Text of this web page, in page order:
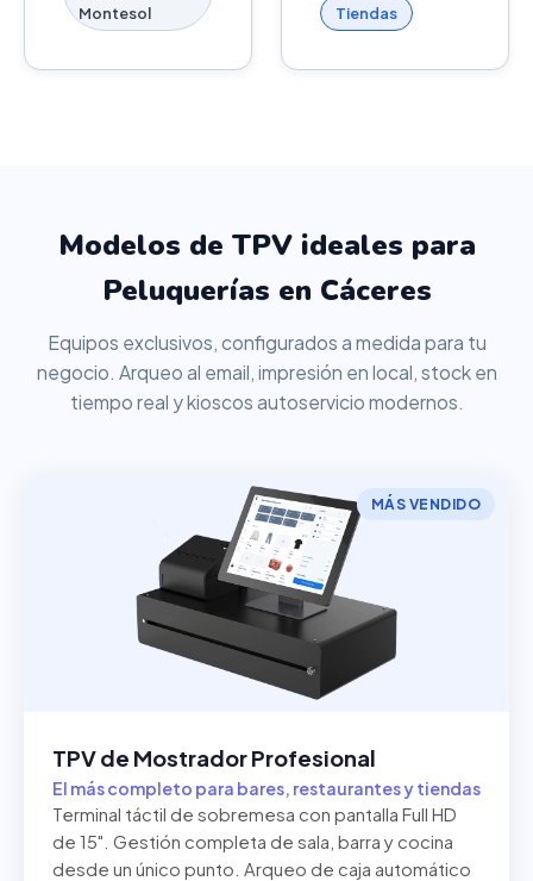
Montesol
Tiendas
Modelos de TPV ideales para
Peluquerías en Cáceres
Equipos exclusivos, configurados a medida para tu
negocio. Arqueo al email, impresión en local, stock en
tiempo real y kioscos autoservicio modernos.
MÁS VENDIDO
TPV de Mostrador Profesional
El más completo para bares, restaurantes y tiendas
Terminal táctil de sobremesa con pantalla Full HD
de 15". Gestión completa de sala, barra y cocina
desde un único punto. Arqueo de caja automático